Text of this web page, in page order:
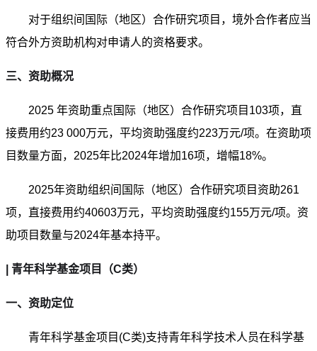
对于组织间国际（地区）合作研究项目，境外合作者应当
符合外方资助机构对申请人的资格要求。
三、资助概况
2025 年资助重点国际（地区）合作研究项目103项，直
接费用约23 000万元，平均资助强度约223万元/项。在资助项
目数量方面，2025年比2024年增加16项，增幅18%。
2025年资助组织间国际（地区）合作研究项目资助261
项，直接费用约40603万元，平均资助强度约155万元/项。资
助项目数量与2024年基本持平。
| 青年科学基金项目（C类）
一、资助定位
青年科学基金项目(C类)支持青年科学技术人员在科学基